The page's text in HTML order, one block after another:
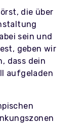
die über
sein und
geben wir
dass dein
aufgeladen